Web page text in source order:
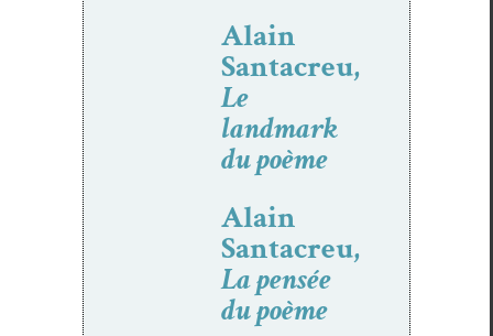
Alain
Santacreu,
Le
landmark
du poème
Alain
Santacreu,
La pensée
du poème